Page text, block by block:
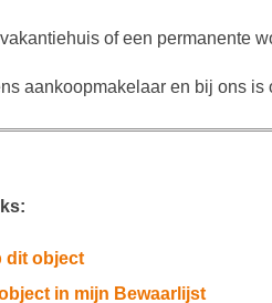
of een permanente
aankoopmakelaar en bij ons
dit object
in mijn Bewaarlijst